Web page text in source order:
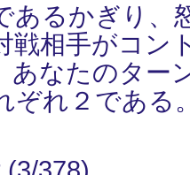
あるかぎり、
戦相手がコン
あなたのター
ぞれ２である